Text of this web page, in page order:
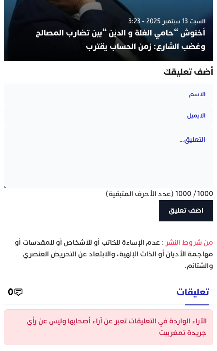
السبت 13 سبتمبر 2025 - 3:23
أخنوش “حامي الغلة و الديْن “بين تضارب المصالح
وغضب الشارع: زمن الحساب يقترب
أضف تعليقك
1000
/
1000 (عدد الأحرف المتبقية)
‫من شروط النشر : عدم الإساءة للكاتب أو للأشخاص أو للمقدسات أو
مهاجمة الأديان أو الذات الإلهية، والابتعاد عن التحريض العنصري
والشتائم.
تعليقات 0
الآراء الواردة في التعليقات تعبر عن آراء أصحابها وليس عن رأي
جريدة تمغربيت